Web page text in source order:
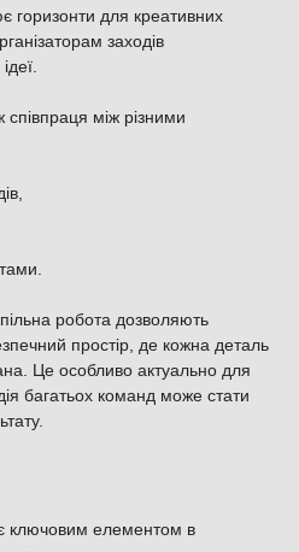
горизонти для креативних
заходів
між різними
робота дозволяють
простір, де кожна деталь
Це особливо актуально для
багатьох команд може стати
ключовим елементом в